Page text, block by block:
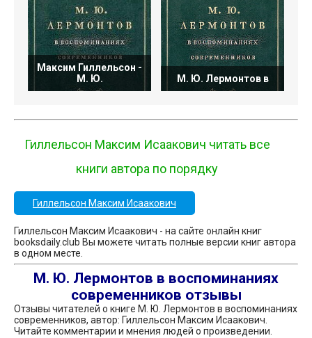
Максим Гиллельсон -
М. Ю.
М. Ю. Лермонтов в
Гиллельсон Максим Исаакович читать все
книги автора по порядку
Гиллельсон Максим Исаакович
Гиллельсон Максим Исаакович - на сайте онлайн книг
booksdaily.club Вы можете читать полные версии книг автора
в одном месте.
М. Ю. Лермонтов в воспоминаниях
современников отзывы
Отзывы читателей о книге М. Ю. Лермонтов в воспоминаниях
современников, автор: Гиллельсон Максим Исаакович.
Читайте комментарии и мнения людей о произведении.